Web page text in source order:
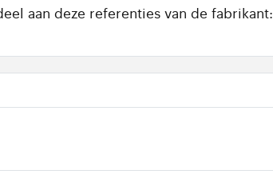
aan deze referenties van de fabrikant: